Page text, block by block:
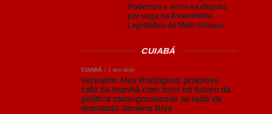
Podemos e entra na disputa
por vaga na Assembleia
Legislativa de Mato Grosso
CUIABÁ
CUIABÁ 1 ano atrás
Vereador Alex Rodrigues promove
café da manhã com foco no futuro da
política mato-grossense ao lado da
deputada Janaína Riva